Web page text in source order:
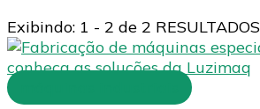
Exibindo: 1 - 2 de 2 RESULTADOS